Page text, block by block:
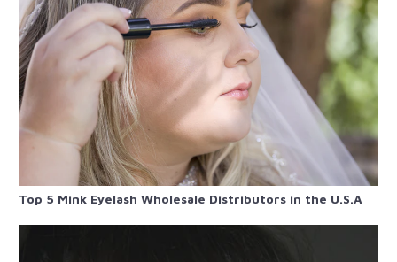
Top 5 Mink Eyelash Wholesale Distributors in the U.S.A